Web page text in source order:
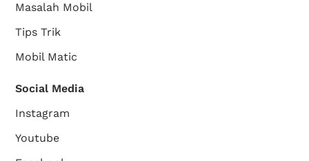
Masalah Mobil
Tips Trik
Mobil Matic
Social Media
Instagram
Youtube